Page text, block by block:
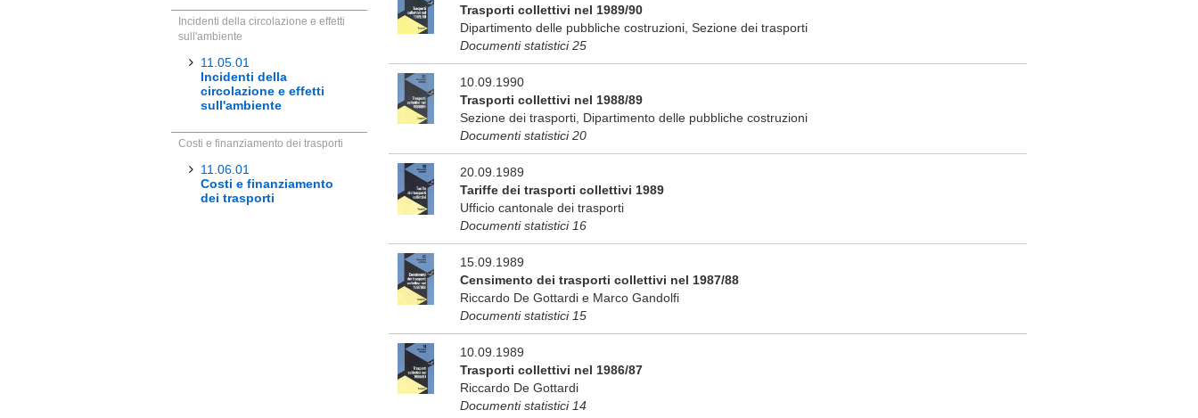
Incidenti della circolazione e effetti
sull'ambiente
11.05.01
Incidenti della
circolazione e effetti
sull'ambiente
Costi e finanziamento dei trasporti
11.06.01
Costi e finanziamento
dei trasporti
Trasporti collettivi nel 1989/90
Dipartimento delle pubbliche costruzioni, Sezione dei trasporti
Documenti statistici 25
10.09.1990
Trasporti collettivi nel 1988/89
Sezione dei trasporti, Dipartimento delle pubbliche costruzioni
Documenti statistici 20
20.09.1989
Tariffe dei trasporti collettivi 1989
Ufficio cantonale dei trasporti
Documenti statistici 16
15.09.1989
Censimento dei trasporti collettivi nel 1987/88
Riccardo De Gottardi e Marco Gandolfi
Documenti statistici 15
10.09.1989
Trasporti collettivi nel 1986/87
Riccardo De Gottardi
Documenti statistici 14